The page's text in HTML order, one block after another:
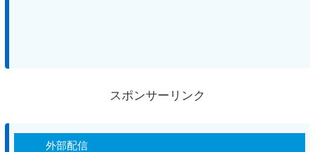
スポンサーリンク
外部配信